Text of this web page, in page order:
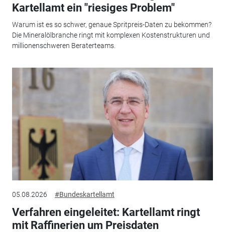
Kartellamt ein "riesiges Problem"
Warum ist es so schwer, genaue Spritpreis-Daten zu bekommen?
Die Mineralölbranche ringt mit komplexen Kostenstrukturen und
millionenschweren Beraterteams.
05.08.2026 #Bundeskartellamt
Verfahren eingeleitet: Kartellamt ringt
mit Raffinerien um Preisdaten